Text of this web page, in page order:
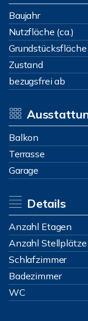
Baujahr
Nutzfläche (ca.)
Grundstücksfläche
Zustand
bezugsfrei ab
Balkon
Terrasse
Garage
Details
Anzahl Etagen
Anzahl Stellplätze
Schlafzimmer
Badezimmer
WC